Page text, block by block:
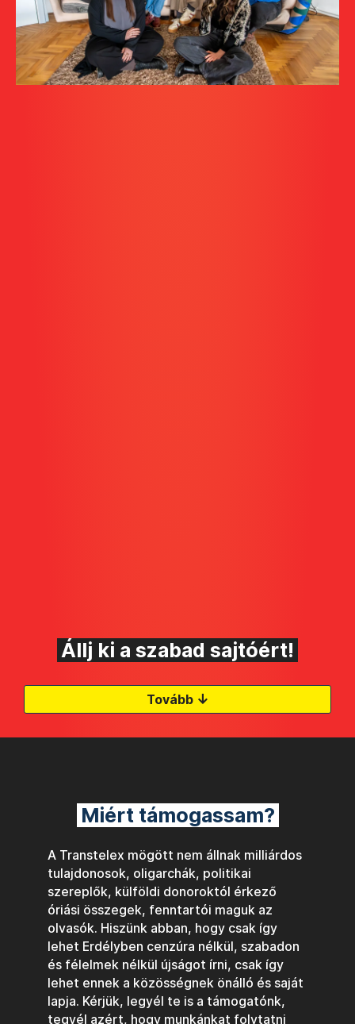
Állj ki a szabad sajtóért!
Tovább ↓
Miért támogassam?
A Transtelex mögött nem állnak milliárdos
tulajdonosok, oligarchák, politikai
szereplők, külföldi donoroktól érkező
óriási összegek, fenntartói maguk az
olvasók. Hiszünk abban, hogy csak így
lehet Erdélyben cenzúra nélkül, szabadon
és félelmek nélkül újságot írni, csak így
lehet ennek a közösségnek önálló és saját
lapja. Kérjük, legyél te is a támogatónk,
tegyél azért, hogy munkánkat folytatni